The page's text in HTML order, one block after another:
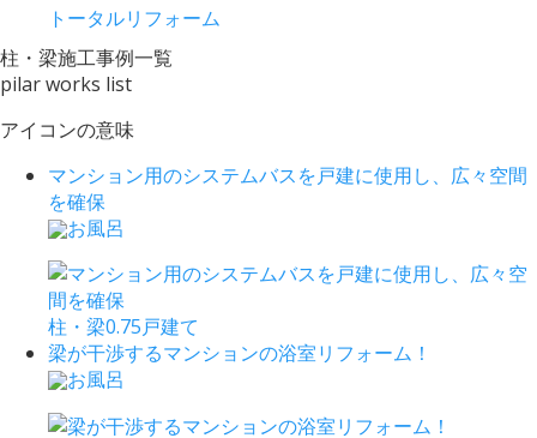
トータルリフォーム
柱・梁施工事例一覧
pilar works list
アイコンの意味
マンション用のシステムバスを戸建に使用し、広々空間
を確保
お風呂
柱・梁0.75戸建て
梁が干渉するマンションの浴室リフォーム！
お風呂